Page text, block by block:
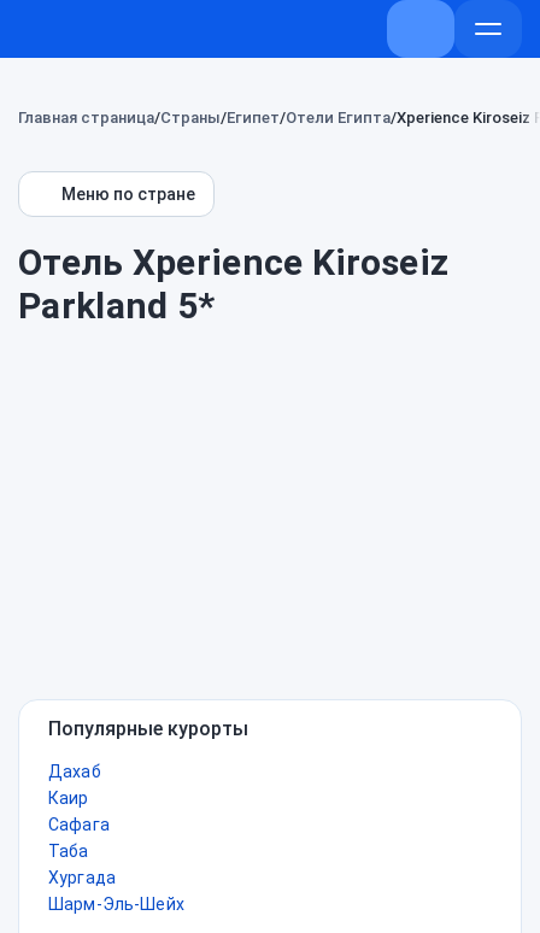
+7 (800) 707-
Главная страница Страны Египет Отели Египта Xperience Kiroseiz
Меню по стране
Отель Xperience Kiroseiz
Parkland 5*
Популярные курорты
Дахаб
Каир
Сафага
Таба
Хургада
Шарм-Эль-Шейх